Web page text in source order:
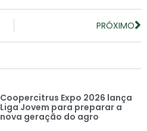
PRÓXIMO
Coopercitrus Expo 2026 lança
Liga Jovem para preparar a
nova geração do agro